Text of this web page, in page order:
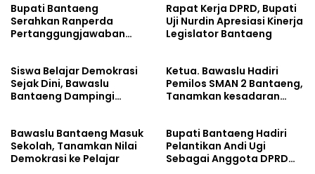
Bupati Bantaeng
Serahkan Ranperda
Pertanggungjawaban
Rapat Kerja DPRD, Bupati
Uji Nurdin Apresiasi Kinerja
Legislator Bantaeng
Siswa Belajar Demokrasi
Sejak Dini, Bawaslu
Bantaeng Dampingi
Ketua. Bawaslu Hadiri
Pemilos SMAN 2 Bantaeng,
Tanamkan kesadaran
Bawaslu Bantaeng Masuk
Sekolah, Tanamkan Nilai
Demokrasi ke Pelajar
Bupati Bantaeng Hadiri
Pelantikan Andi Ugi
Sebagai Anggota DPRD